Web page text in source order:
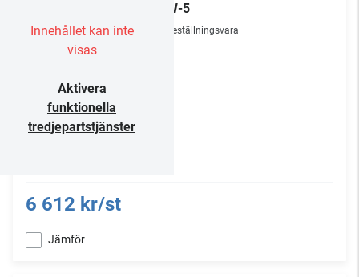
Innehållet kan inte
visas
Aktivera
funktionella
tredjepartstjänster
SPW-5
Beställningsvara
6 612 kr/st
Jämför